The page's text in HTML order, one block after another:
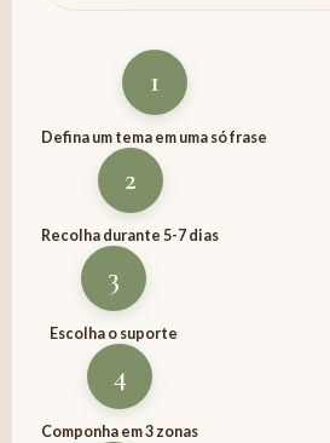
1
Defina um tema em uma só frase
2
Recolha durante 5-7 dias
3
Escolha o suporte
4
Componha em 3 zonas